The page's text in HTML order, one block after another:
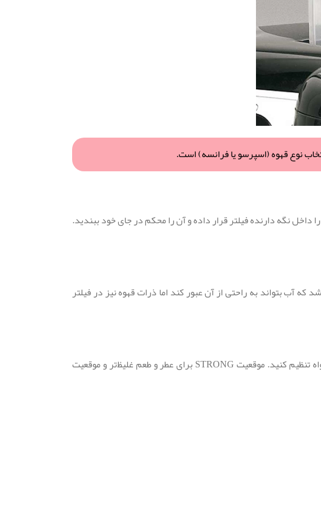
نگه دارنده فیلتر قرار داده و آن را محکم در جای خود ببندید.
آب بتواند به راحتی از آن عبور کند اما ذرات قهوه نیز در فیلتر
دستگاه دلونگی BCO 264 به شما امکان می‌دهد تا با چرخاندن پیچ تنظیم عطر و طعم، شدت عطر و طعم قهوه فرانسه خود را به دلخواه تنظیم کنید. موقعیت STRONG برای عطر و طعم غلیظ‌تر و موقعیت